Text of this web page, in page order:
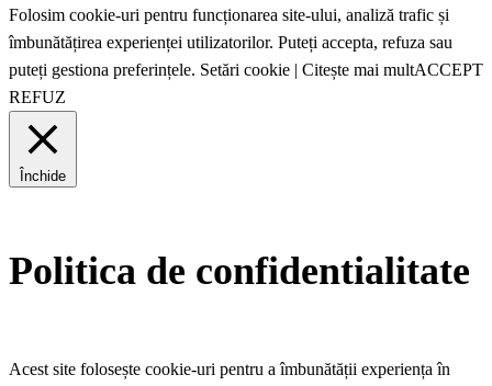
Folosim cookie-uri pentru funcționarea site-ului, analiză trafic și
îmbunătățirea experienței utilizatorilor. Puteți accepta, refuza sau
puteți gestiona preferințele. Setări cookie | Citește mai multACCEPT
REFUZ
Închide
Politica de confidentialitate
Acest site folosește cookie-uri pentru a îmbunătății experiența în